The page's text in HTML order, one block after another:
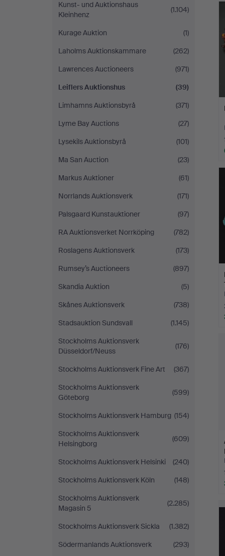
Kunst- und Auktionshaus
Kleinhenz
(1.104)
Kurage Auktion
(1)
Laholms Auktionskammare
(262)
Lawrences Auctioneers
(971)
Leiflers Auktionshus
(39)
Limhamns Auktionsbyrå
(371)
Lyme Bay Auctions
(27)
Lysekils Auktionsbyrå
(101)
Ma San Auction
(23)
Markus Auktioner
(61)
Norrlands Auktionsverk
(171)
Palsgaard Kunstauktioner
(97)
RA Auktionsverket Norrköping
(782)
Roslagens Auktionsverk
(173)
Rumsey’s Auctioneers
(897)
Skandia Auktion
(5)
Skånes Auktionsverk
(738)
Stadsauktion Sundsvall
(1.145)
Stockholms Auktionsverk
Düsseldorf/Neuss
(176)
Stockholms Auktionsverk Fine Art
(367)
Stockholms Auktionsverk
Göteborg
(599)
Stockholms Auktionsverk Hamburg (154)
Stockholms Auktionsverk
Helsingborg
(609)
Stockholms Auktionsverk Helsinki
(240)
Stockholms Auktionsverk Köln
(148)
Stockholms Auktionsverk
Magasin 5
(2.285)
Stockholms Auktionsverk Sickla
(1.382)
Södermanlands Auktionsverk
(293)